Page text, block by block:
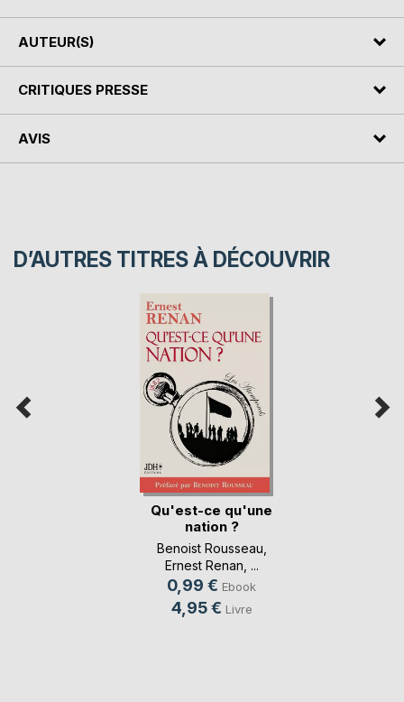
AUTEUR(S)
CRITIQUES PRESSE
AVIS
D’AUTRES TITRES À DÉCOUVRIR
Qu'est-ce qu'une
nation ?
Benoist Rousseau
Ernest Renan , ...
0,99 € Ebook
4,95 € Livre